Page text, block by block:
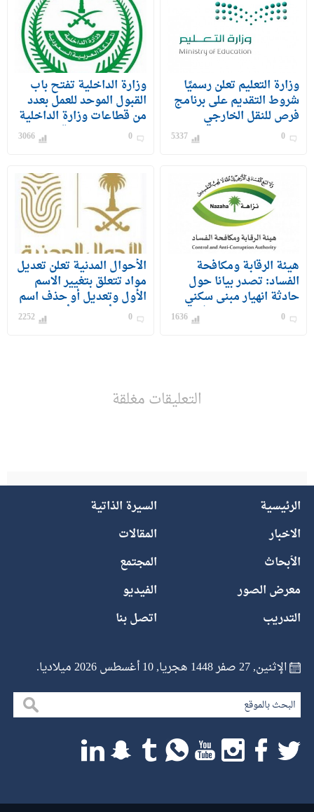
وزارة التعليم تعلن رسميًا
شروط التقديم على برنامج
فرص للنقل الخارجي
للمعلمين والمعلمات
0
5337
وزارة الداخلية تفتح باب
القبول الموحد للعمل بعدد
من قطاعات وزارة الداخلية
على رتبة وكيل رقيب –
جندي) للرجال
0
3066
هيئة الرقابة ومكافحة
الفساد: تصدر بيانا حول
حادثة انهيار مبنى سكني
بحي الفيصلية بمحافظة
جدة 0
1636
الأحوال المدنية تعلن تعديل
مواد تتعلق بتغيير الاسم
الأول وتعديل أو حذف اسم
الشهرة أو الفخذ أو القبيلة
0
2252
التعليقات مغلقة
الرئيسية
السيرة الذاتية
الاخبار
المقالات
الأبحاث
المجتمع
معرض الصور
الفيديو
التدريب
اتصل بنا
الإثنين, 27 صفر 1448 هجريا, 10 أغسطس 2026 ميلاديا.